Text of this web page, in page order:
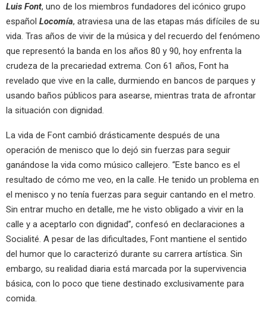
Luis Font, uno de los miembros fundadores del icónico grupo
español Locomía, atraviesa una de las etapas más difíciles de su
vida. Tras años de vivir de la música y del recuerdo del fenómeno
que representó la banda en los años 80 y 90, hoy enfrenta la
crudeza de la precariedad extrema. Con 61 años, Font ha
revelado que vive en la calle, durmiendo en bancos de parques y
usando baños públicos para asearse, mientras trata de afrontar
la situación con dignidad.
La vida de Font cambió drásticamente después de una
operación de menisco que lo dejó sin fuerzas para seguir
ganándose la vida como músico callejero. “Este banco es el
resultado de cómo me veo, en la calle. He tenido un problema en
el menisco y no tenía fuerzas para seguir cantando en el metro.
Sin entrar mucho en detalle, me he visto obligado a vivir en la
calle y a aceptarlo con dignidad”, confesó en declaraciones a
Socialité. A pesar de las dificultades, Font mantiene el sentido
del humor que lo caracterizó durante su carrera artística. Sin
embargo, su realidad diaria está marcada por la supervivencia
básica, con lo poco que tiene destinado exclusivamente para
comida.